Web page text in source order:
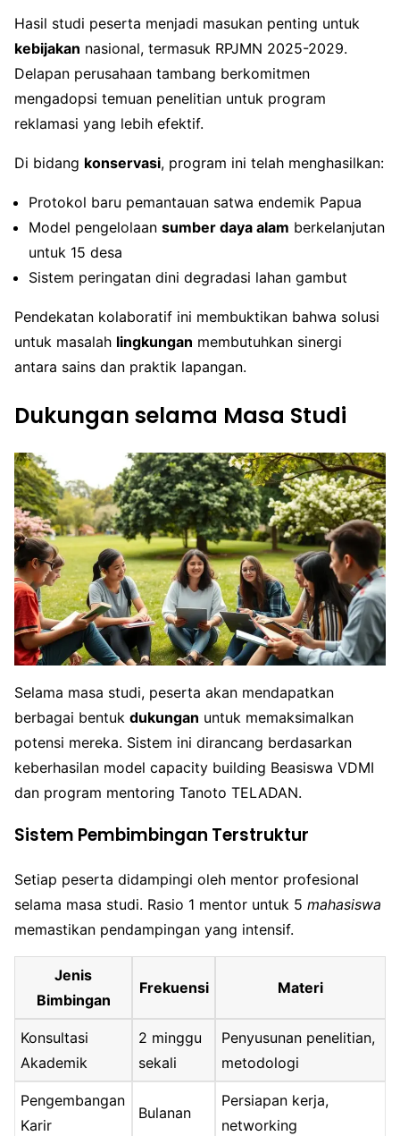
Hasil studi peserta menjadi masukan penting untuk
kebijakan nasional, termasuk RPJMN 2025-2029.
Delapan perusahaan tambang berkomitmen
mengadopsi temuan penelitian untuk program
reklamasi yang lebih efektif.
Di bidang konservasi, program ini telah menghasilkan:
Protokol baru pemantauan satwa endemik Papua
Model pengelolaan sumber daya alam berkelanjutan
untuk 15 desa
Sistem peringatan dini degradasi lahan gambut
Pendekatan kolaboratif ini membuktikan bahwa solusi
untuk masalah lingkungan membutuhkan sinergi
antara sains dan praktik lapangan.
Dukungan selama Masa Studi
Selama masa studi, peserta akan mendapatkan
berbagai bentuk dukungan untuk memaksimalkan
potensi mereka. Sistem ini dirancang berdasarkan
keberhasilan model capacity building Beasiswa VDMI
dan program mentoring Tanoto TELADAN.
Sistem Pembimbingan Terstruktur
Setiap peserta didampingi oleh mentor profesional
selama masa studi. Rasio 1 mentor untuk 5 mahasiswa
memastikan pendampingan yang intensif.
Jenis
Bimbingan
Frekuensi Materi
Konsultasi
Akademik
2 minggu
sekali
Penyusunan penelitian,
metodologi
Pengembangan
Karir
Bulanan
Persiapan kerja,
networking